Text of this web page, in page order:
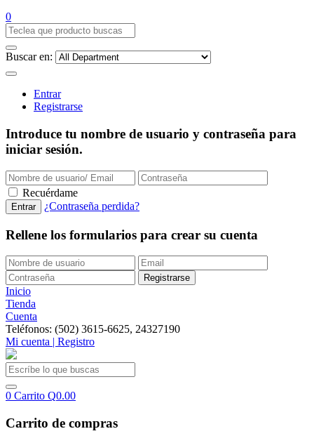
0
Buscar en:
Entrar
Registrarse
Introduce tu nombre de usuario y contraseña para
iniciar sesión.
Recuérdame
¿Contraseña perdida?
Rellene los formularios para crear su cuenta
Inicio
Tienda
Cuenta
Teléfonos: (502) 3615-6625, 24327190
Mi cuenta | Registro
0 Carrito Q0.00
Carrito de compras